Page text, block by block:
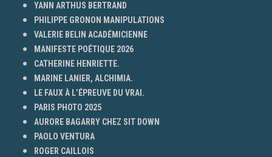
YANN ARTHUS BERTRAND
PHILIPPE GRONON MANIPULATIONS
VALERIE BELIN ACADÉMICIENNE
MANIFESTE POÉTIQUE 2026
CATHERINE HENRIETTE.
MARINE LANIER, ALCHIMIA.
LE FAUX À L’ÉPREUVE DU VRAI.
PARIS PHOTO 2025
AURORE BAGARRY CHEZ SIT DOWN
PAOLO VENTURA
ROGER CAILLOIS